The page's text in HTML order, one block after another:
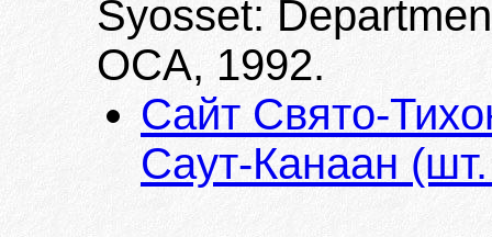
Syosset:
OCA, 1992.
Сайт Свято-
Саут-Канаан